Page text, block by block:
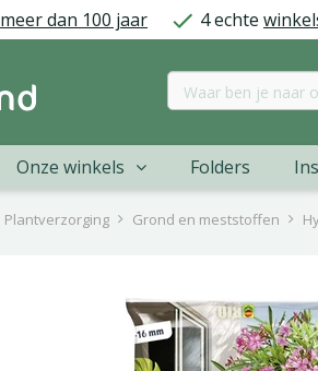
Plantverzorging Grond en meststoffen
meer dan 100 jaar 4 echte
Onze winkels Folders